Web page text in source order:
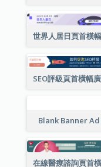
Blank Banner Ad